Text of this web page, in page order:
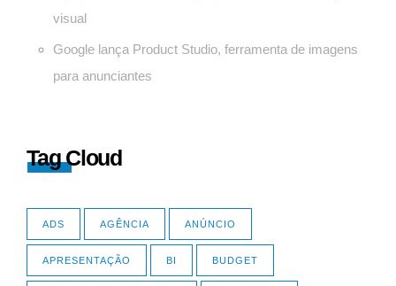
visual
Google lança Product Studio, ferramenta de imagens
para anunciantes
Tag Cloud
ADS AGÊNCIA ANÚNCIO
APRESENTAÇÃO BI BUDGET